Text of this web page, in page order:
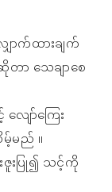
ောက်ထားချက်
သေချာစေ
ျော်ကြေး
မ့်မည် ။
ဇူးပြု၍ သင့်ကို